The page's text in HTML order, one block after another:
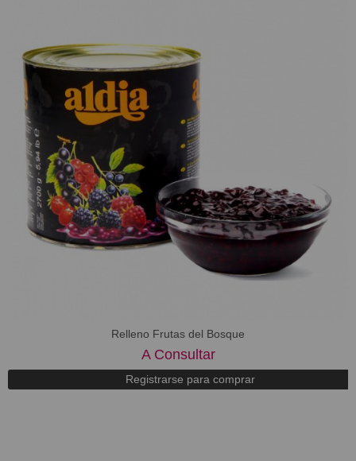
Relleno Frutas del Bosque
A Consultar
Registrarse para comprar